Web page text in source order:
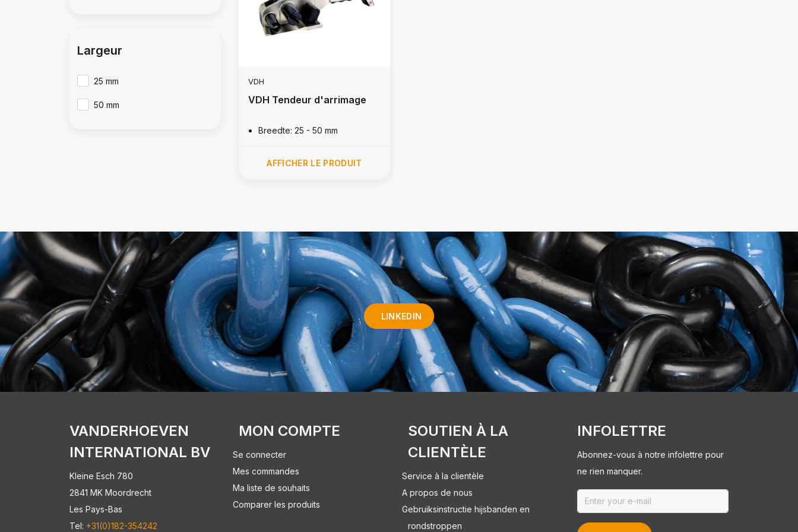
VDH
VDH Tendeur d'arrimage
Breedte: 25 - 50 mm
AFFICHER LE PRODUIT
Largeur
25 mm
50 mm
LINKEDIN
VANDERHOEVEN
INTERNATIONAL BV
Kleine Esch 780
2841 MK Moordrecht
Les Pays-Bas
Tel: +31(0)182-354242
MON COMPTE
Se connecter
Mes commandes
Ma liste de souhaits
Comparer les produits
SOUTIEN À LA
CLIENTÈLE
Service à la clientèle
A propos de nous
Gebruiksinstructie hijsbanden en
rondstroppen
INFOLETTRE
Abonnez-vous à notre infolettre pour
ne rien manquer.